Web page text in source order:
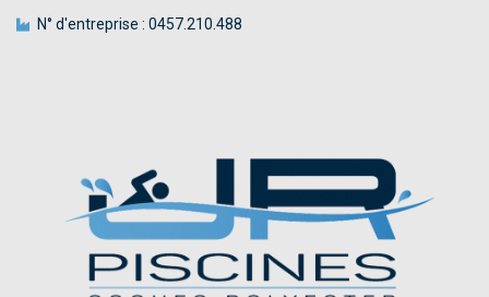
N° d'entreprise : 0457.210.488